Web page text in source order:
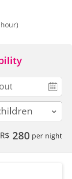
R$ 280 per night